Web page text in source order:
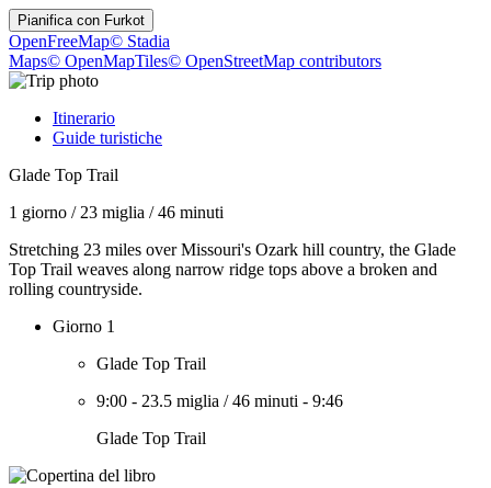
Pianifica con Furkot
OpenFreeMap© Stadia
Maps© OpenMapTiles© OpenStreetMap contributors
Itinerario
Guide turistiche
Glade Top Trail
1 giorno / 23 miglia /46 minuti
Stretching 23 miles over Missouri's Ozark hill country, the Glade
Top Trail weaves along narrow ridge tops above a broken and
rolling countryside.
Giorno 1
Glade Top Trail
9:00 - 23.5 miglia /46 minuti - 9:46
Glade Top Trail